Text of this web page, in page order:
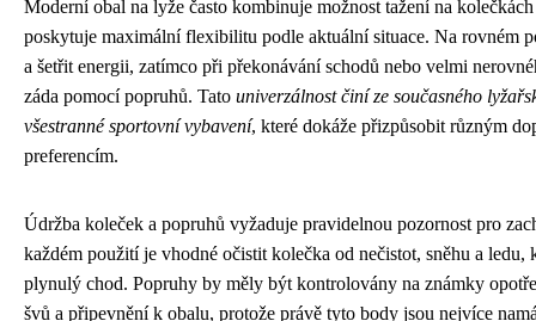
Moderní obal na lyže často kombinuje možnost tažení na
poskytuje maximální flexibilitu podle aktuální situace. Na rovném
a šetřit energii, zatímco při překonávání schodů nebo velmi
záda pomocí popruhů. Tato univerzálnost činí ze současného
všestranné sportovní vybavení, které dokáže přizpůsobit různým
preferencím.
Údržba koleček a popruhů vyžaduje pravidelnou pozornost pro
každém použití je vhodné očistit kolečka od nečistot, sněhu a
plynulý chod. Popruhy by měly být kontrolovány na známky
švů a připevnění k obalu, protože právě tyto body jsou nejvíce